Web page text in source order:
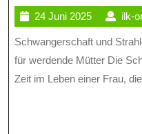
24 Juni 202524
Juni
2025
ilk-
Schwangerschaft und Strahlenschutz: Wichtige Informationen
für werdende Mütter Die
Zeit im Leben einer Frau,